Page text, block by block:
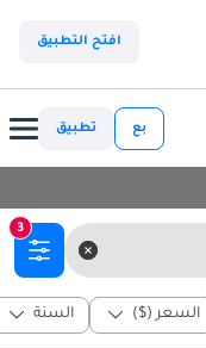
افتح التطبيق
بع تطبيق
3
السعر ($) السنة